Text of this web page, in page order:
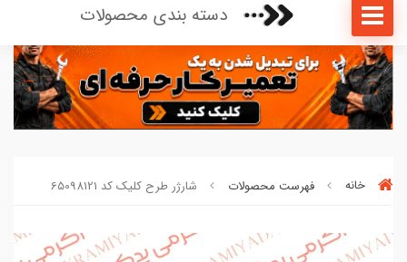
دسته بندی محصولات
خانه فهرست محصولات شارژر طرح کلیک کد 65098121